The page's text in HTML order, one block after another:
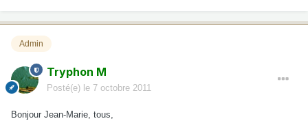
Admin
Tryphon M
Posté(e) le 7 octobre 2011
Bonjour Jean-Marie, tous,